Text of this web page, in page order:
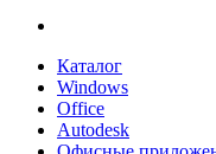
Каталог
Windows
Office
Autodesk